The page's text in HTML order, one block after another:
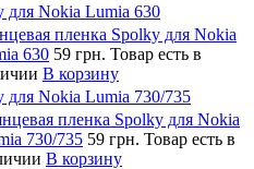
для Nokia Lumia 630
пленка Spolky для Nokia
630 59 грн. Товар есть в
В корзину
для Nokia Lumia 730/735
пленка Spolky для Nokia
730/735 59 грн. Товар есть в
В корзину